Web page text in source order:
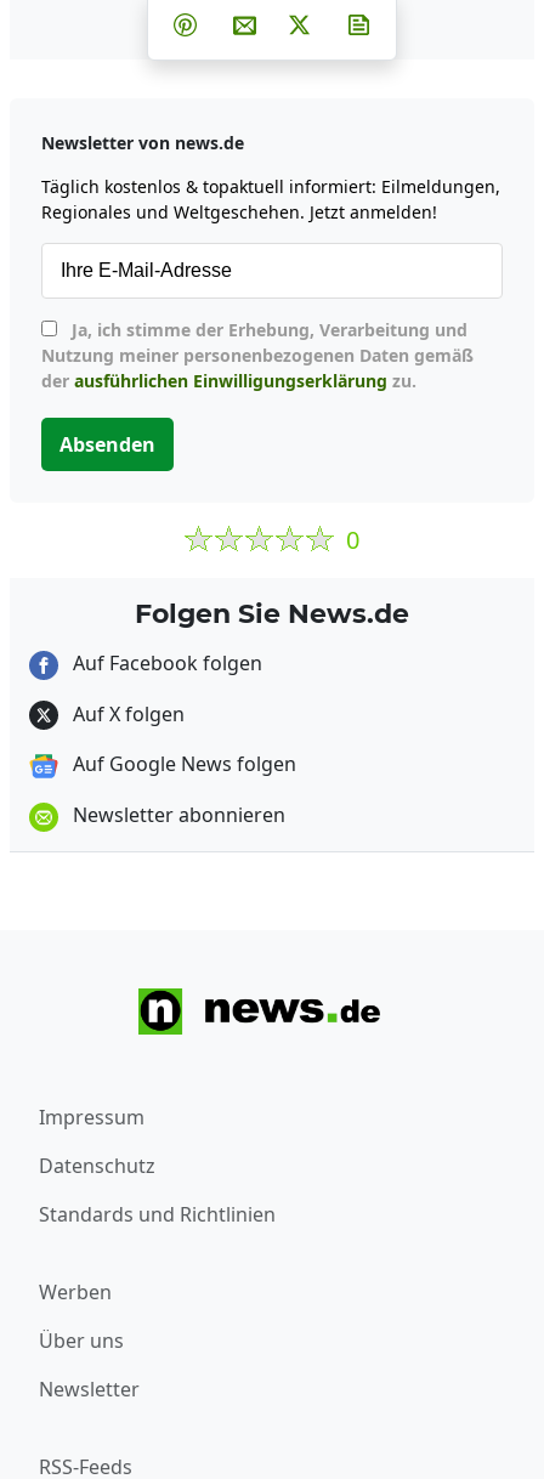
Teilen auf Facebook
Teilen auf Whatsapp
Teilen auf Telegram
Teilen auf Pinterest
Per E-Mail teilen
Post auf X
Newsletter von news.de
Täglich kostenlos & topaktuell informiert: Eilmeldungen,
Regionales und Weltgeschehen. Jetzt anmelden!
Nutzung meiner personenbezogenen Daten gemäß
der ausführlichen Einwilligungserklärung zu.
Absenden
0
Folgen Sie News.de
Auf Facebook folgen
Auf X folgen
Auf Google News folgen
Newsletter abonnieren
Impressum
Datenschutz
Standards und Richtlinien
Werben
Über uns
Newsletter
RSS-Feeds